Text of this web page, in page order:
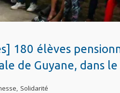
180 élèves
de Guyane, dans
, Solidarité